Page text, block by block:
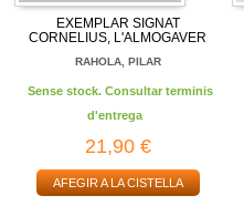
EXEMPLAR SIGNAT
CORNELIUS, L'ALMOGAVER
RAHOLA, PILAR
Sense stock. Consultar terminis
d'entrega
21,90 €
AFEGIR A LA CISTELLA